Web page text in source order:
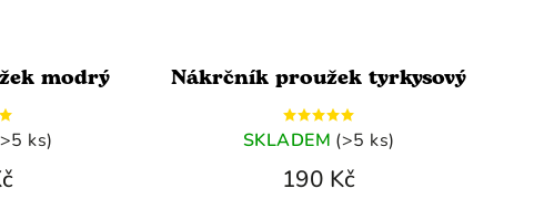
modrý
ks)
Nákrčník proužek tyrkysový
SKLADEM (>5 ks)
190 Kč